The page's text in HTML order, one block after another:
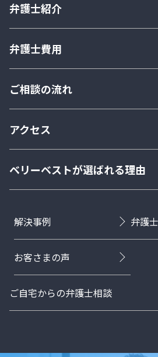
弁護士紹介
弁護士費用
ご相談の流れ
アクセス
ベリーベストが選ばれる理由
解決事例 弁護
お客さまの声
ご自宅からの弁護士相談